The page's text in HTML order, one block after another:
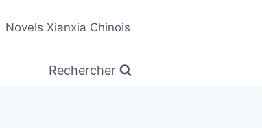
Novels Xianxia Chinois
Rechercher